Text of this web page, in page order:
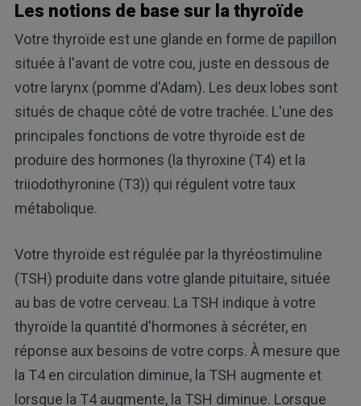
Les notions de base sur la thyroïde
Votre thyroïde est une glande en forme de papillon
située à l'avant de votre cou, juste en dessous de
votre larynx (pomme d'Adam). Les deux lobes sont
situés de chaque côté de votre trachée. L'une des
principales fonctions de votre thyroïde est de
produire des hormones (la thyroxine (T4) et la
triiodothyronine (T3)) qui régulent votre taux
métabolique.
Votre thyroïde est régulée par la thyréostimuline
(TSH) produite dans votre glande pituitaire, située
au bas de votre cerveau. La TSH indique à votre
thyroïde la quantité d'hormones à sécréter, en
réponse aux besoins de votre corps. À mesure que
la T4 en circulation diminue, la TSH augmente et
lorsque la T4 augmente, la TSH diminue. Lorsque